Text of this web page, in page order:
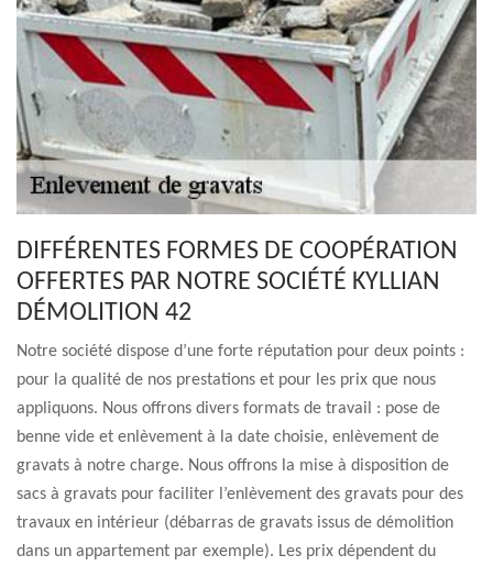
DIFFÉRENTES FORMES DE COOPÉRATION
OFFERTES PAR NOTRE SOCIÉTÉ KYLLIAN
DÉMOLITION 42
Notre société dispose d’une forte réputation pour deux points :
pour la qualité de nos prestations et pour les prix que nous
appliquons. Nous offrons divers formats de travail : pose de
benne vide et enlèvement à la date choisie, enlèvement de
gravats à notre charge. Nous offrons la mise à disposition de
sacs à gravats pour faciliter l’enlèvement des gravats pour des
travaux en intérieur (débarras de gravats issus de démolition
dans un appartement par exemple). Les prix dépendent du